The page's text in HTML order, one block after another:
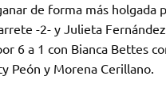
de forma más holgada
-2- y Julieta
6 a 1 con Bianca Bettes
Peón y Morena Cerillano.